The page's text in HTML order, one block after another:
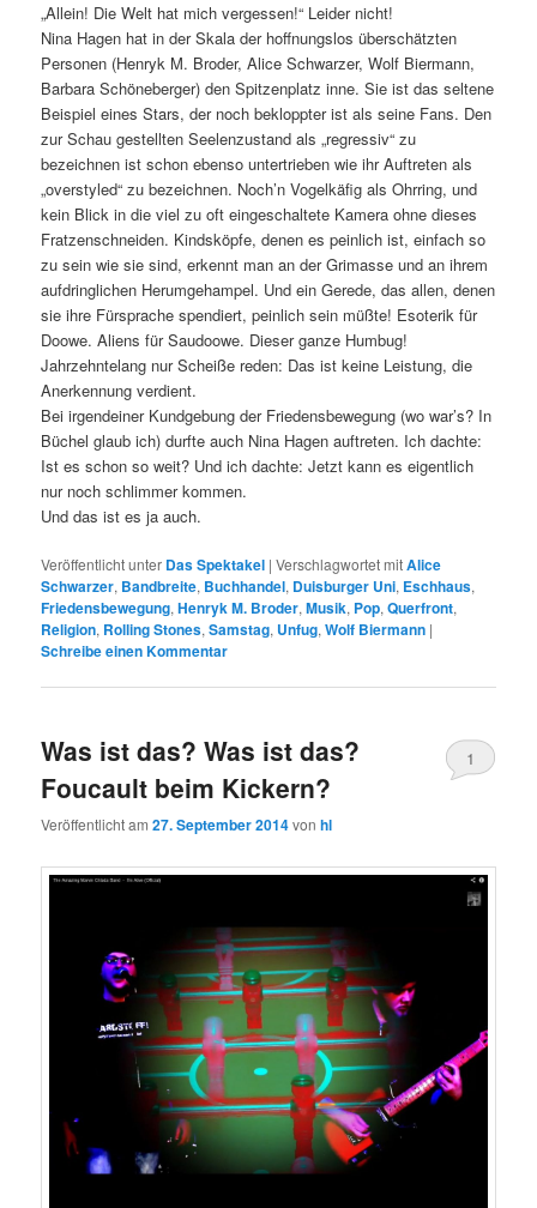
„Allein! Die Welt hat mich vergessen!“ Leider nicht!
Nina Hagen hat in der Skala der hoffnungslos überschätzten
Personen (Henryk M. Broder, Alice Schwarzer, Wolf Biermann,
Barbara Schöneberger) den Spitzenplatz inne. Sie ist das seltene
Beispiel eines Stars, der noch bekloppter ist als seine Fans. Den
zur Schau gestellten Seelenzustand als „regressiv“ zu
bezeichnen ist schon ebenso untertrieben wie ihr Auftreten als
„overstyled“ zu bezeichnen. Noch’n Vogelkäfig als Ohrring, und
kein Blick in die viel zu oft eingeschaltete Kamera ohne dieses
Fratzenschneiden. Kindsköpfe, denen es peinlich ist, einfach so
zu sein wie sie sind, erkennt man an der Grimasse und an ihrem
aufdringlichen Herumgehampel. Und ein Gerede, das allen, denen
sie ihre Fürsprache spendiert, peinlich sein müßte! Esoterik für
Doowe. Aliens für Saudoowe. Dieser ganze Humbug!
Jahrzehntelang nur Scheiße reden: Das ist keine Leistung, die
Anerkennung verdient.
Bei irgendeiner Kundgebung der Friedensbewegung (wo war’s? In
Büchel glaub ich) durfte auch Nina Hagen auftreten. Ich dachte:
Ist es schon so weit? Und ich dachte: Jetzt kann es eigentlich
nur noch schlimmer kommen.
Und das ist es ja auch.
Veröffentlicht unter Das Spektakel |Verschlagwortet mitAlice
Schwarzer, Bandbreite, Buchhandel, Duisburger Uni, Eschhaus,
Friedensbewegung,Henryk M. Broder,Musik, Pop,Querfront,
Religion, Rolling Stones,Samstag, Unfug,Wolf Biermann |
Schreibe einen Kommentar
Was ist das? Was ist das?
Foucault beim Kickern?
Veröffentlicht am27. September 2014vonhl
1